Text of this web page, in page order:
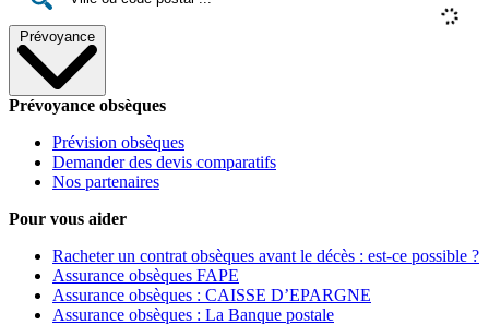
Prévoyance
Prévoyance obsèques
Prévision obsèques
Demander des devis comparatifs
Nos partenaires
Pour vous aider
Racheter un contrat obsèques avant le décès : est-ce possible ?
Assurance obsèques FAPE
Assurance obsèques : CAISSE D’EPARGNE
Assurance obsèques : La Banque postale